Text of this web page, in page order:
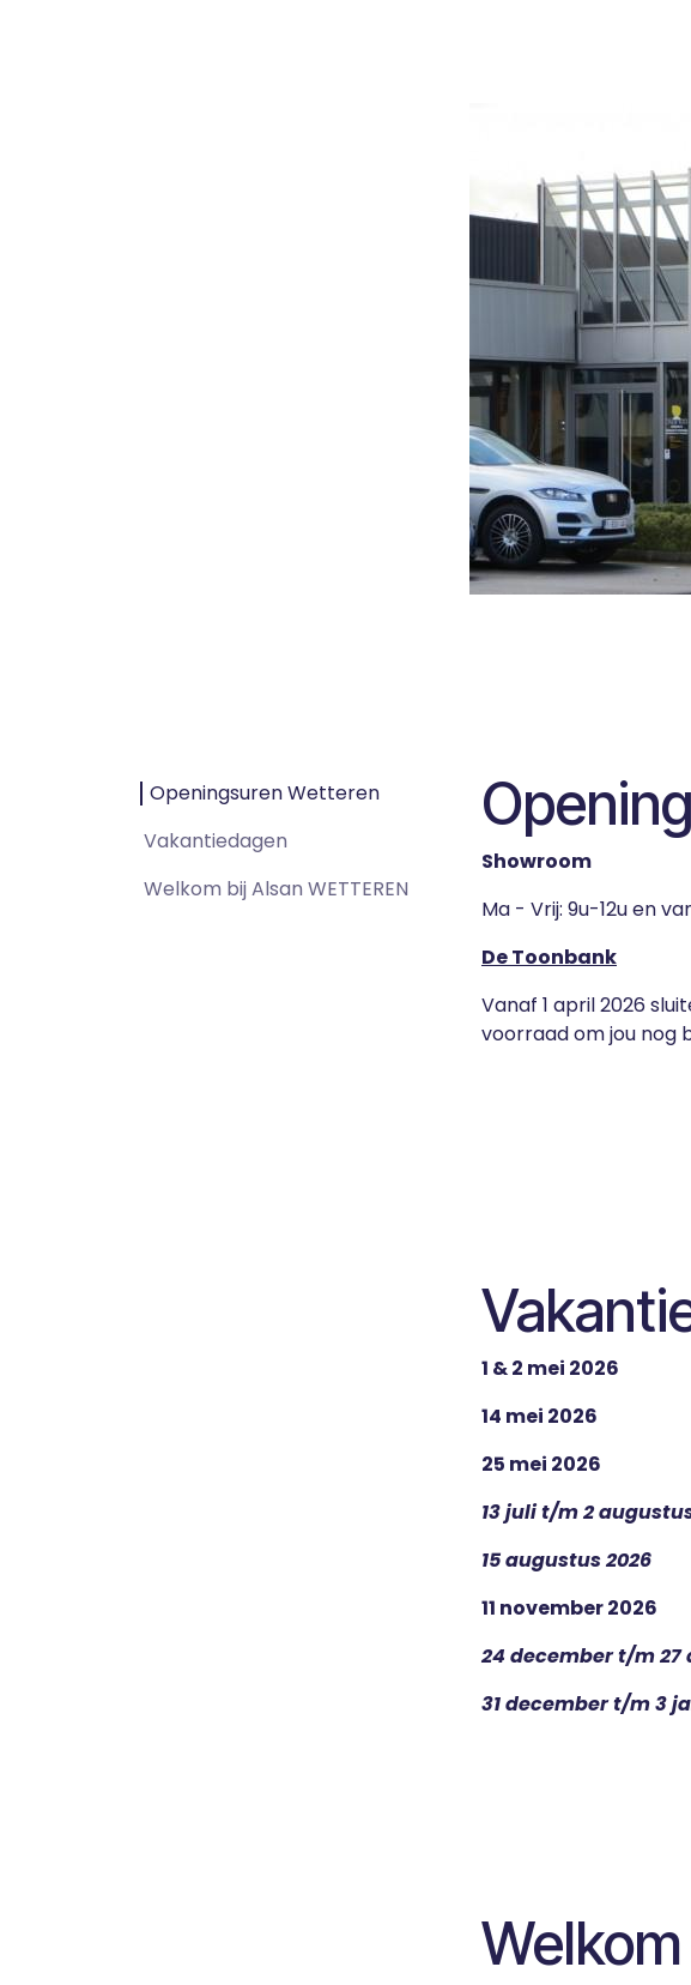
Openingsuren Wetteren
Vakantiedagen
Welkom bij Alsan WETTEREN
Showroom
Ma - Vrij: 9u-12u en
De Toonbank
Vanaf 1 april 2026
voorraad om jou nog
1 & 2 mei 2026
14 mei 2026
25 mei 2026
13 juli t/m 2
15 augustus 2026
11 november 2026
24 december t/m 27
31 december t/m 3